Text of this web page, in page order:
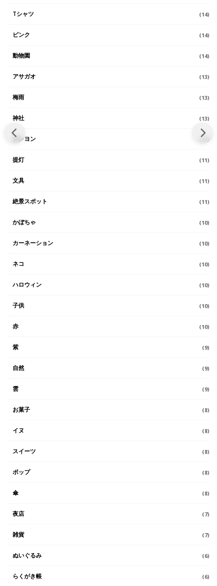
Tシャツ (14)
ピンク (14)
動物園 (14)
アサガオ (13)
梅雨 (13)
神社 (13)
クレヨン (11)
提灯 (11)
文具 (11)
絶景スポット (11)
かぼちゃ (10)
カーネーション (10)
ネコ (10)
ハロウィン (10)
子供 (10)
赤 (10)
紫 (9)
自然 (9)
雲 (9)
お菓子 (8)
イヌ (8)
スイーツ (8)
ポップ (8)
傘 (8)
夜店 (7)
雑貨 (7)
ぬいぐるみ (6)
らくがき帳 (6)